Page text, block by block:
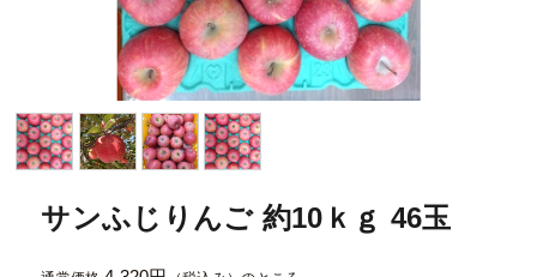
サンふじりんご 約10ｋｇ 46玉